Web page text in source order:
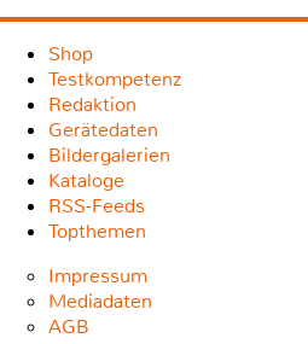
Shop
Testkompetenz
Redaktion
Gerätedaten
Bildergalerien
Kataloge
RSS-Feeds
Topthemen
Impressum
Mediadaten
AGB